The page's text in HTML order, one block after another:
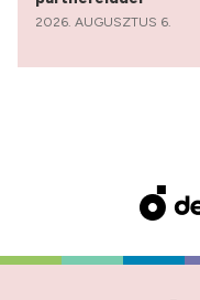
2026. AUGUSZTUS 6.